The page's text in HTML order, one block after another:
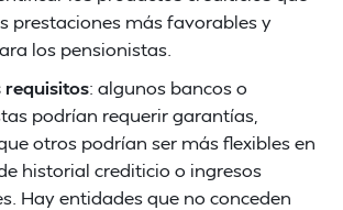
prestaciones más favorables y
los pensionistas.
requisitos: algunos bancos o
podrían requerir garantías,
otros podrían ser más flexibles en
historial crediticio o ingresos
Hay entidades que no conceden